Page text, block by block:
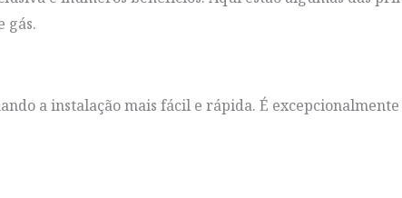
gás.
a instalação mais fácil e rápida. É